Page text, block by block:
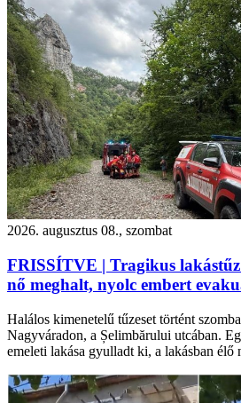
2026. augusztus 08., szombat
FRISSÍTVE | Tragikus
nő meghalt, nyolc embert
Halálos kimenetelű tűzeset történt
Nagyváradon, a Șelimbărului utcában.
emeleti lakása gyulladt ki, a lakásban élő